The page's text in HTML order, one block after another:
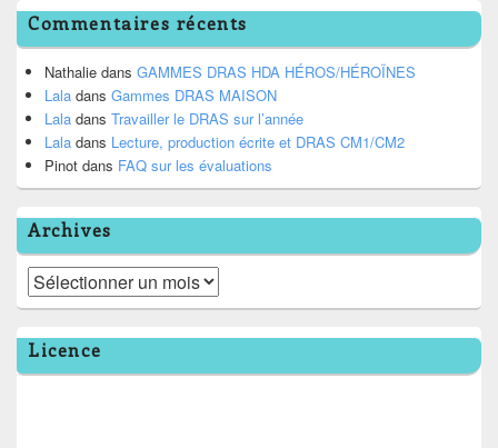
Commentaires récents
Nathalie dans GAMMES DRAS HDA HÉROS/HÉROÏNES
Lala dans Gammes DRAS MAISON
Lala dans Travailler le DRAS sur l’année
Lala dans Lecture, production écrite et DRAS CM1/CM2
Pinot dans FAQ sur les évaluations
Archives
Archives
Licence